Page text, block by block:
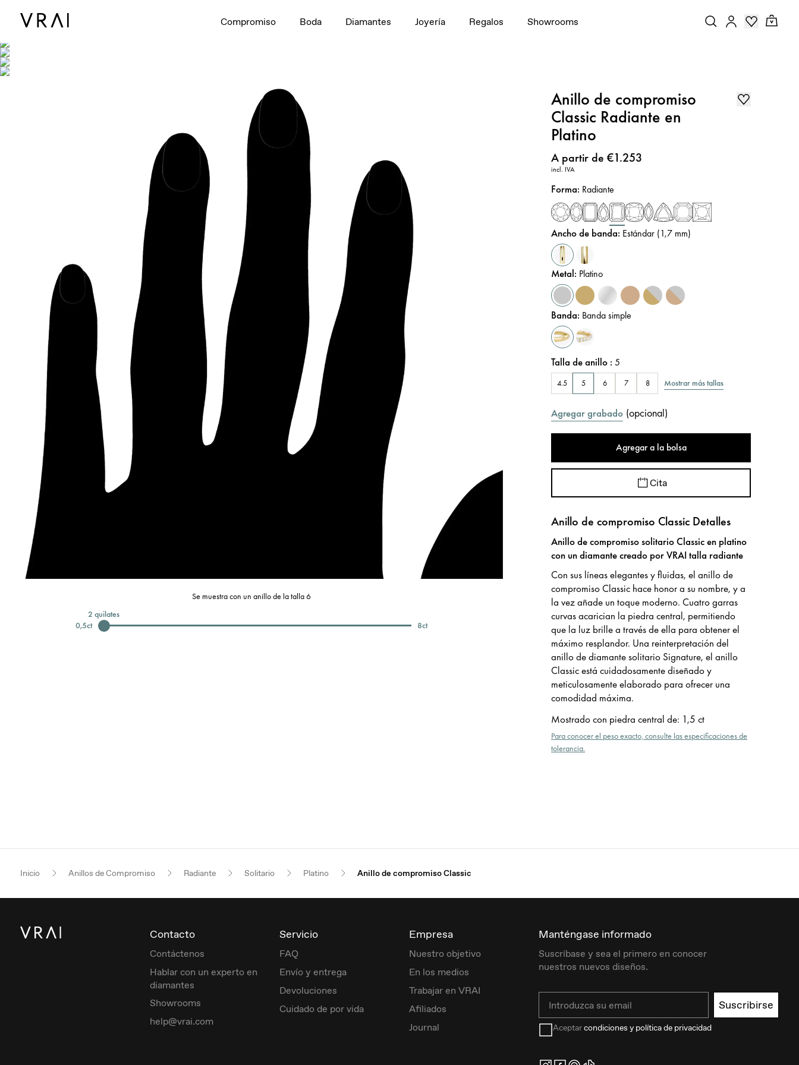
Compromiso Boda Diamantes Joyería Regalos Showrooms
Se muestra con un anillo de la talla 6
0,5ct
2 quilates
8ct
Anillo de compromiso
Classic Radiante en
Platino
Precio:
A partir de €1.253
incl. IVA
Forma: Radiante
Ancho de banda: Estándar (1,7 mm)
Metal: Platino
Banda: Banda simple
Talla de anillo :5
4.5 5 6 7 8 Mostrar más tallas
Agregar grabado (opcional)
Agregar a la bolsa
Cita
Anillo de compromiso Classic Detalles
Anillo de compromiso solitario Classic en platino
con un diamante creado por VRAI talla radiante
Con sus lí­neas elegantes y fluidas, el anillo de
compromiso Classic hace honor a su nombre, y a
la vez añade un toque moderno. Cuatro garras
curvas acarician la piedra central, permitiendo
que la luz brille a través de ella para obtener el
máximo resplandor. Una reinterpretación del
anillo de diamante solitario Signature, el anillo
Classic está cuidadosamente diseñado y
meticulosamente elaborado para ofrecer una
comodidad máxima.
Mostrado con piedra central de: 1,5 ct
Para conocer el peso exacto, consulte las especificaciones de
tolerancia.
Inicio Anillos de Compromiso Radiante Solitario Platino Anillo de compromiso Classic
Contacto
Contáctenos
Hablar con un experto en
diamantes
Showrooms
help@vrai.com
Servicio
FAQ
Envío y entrega
Devoluciones
Cuidado de por vida
Empresa
Nuestro objetivo
En los medios
Trabajar en VRAI
Afiliados
Journal
Manténgase informado
Suscríbase y sea el primero en conocer
nuestros nuevos diseños.
Suscribirse
Aceptarcondiciones y política de privacidad